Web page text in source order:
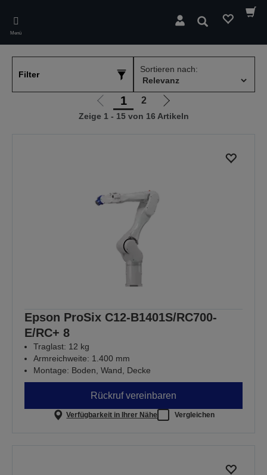
main
content
Menü
Suchen
Filter
Sortieren nach:
Zur
vorherigen
1 2
Zur
nächsten
Zeige 1 - 15 von 16 Artikeln
Epson ProSix C12-B1401S/RC700-
E/RC+ 8
Traglast: 12 kg
Armreichweite: 1.400 mm
Montage: Boden, Wand, Decke
Rückruf vereinbaren
Verfügbarkeit in Ihrer Nähe Vergleichen